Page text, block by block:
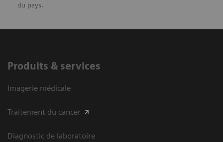
du pays.
Produits & services
Imagerie médicale
Traitement du cancer
Diagnostic de laboratoire